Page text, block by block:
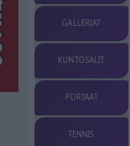
GALLERIAT
KUNTOSALIT
PORTAAT
TENNIS